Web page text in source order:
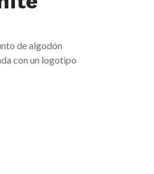
de algodón
con un logotipo